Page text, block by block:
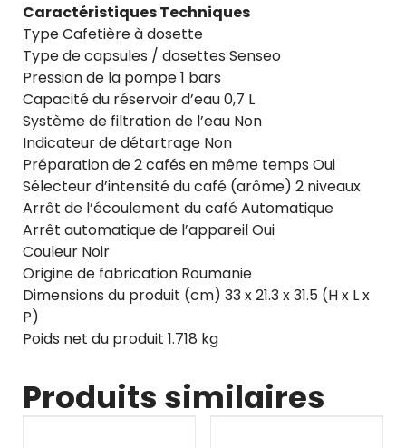
Caractéristiques Techniques
Type Cafetière à dosette
Type de capsules / dosettes Senseo
Pression de la pompe 1 bars
Capacité du réservoir d’eau 0,7 L
Système de filtration de l’eau Non
Indicateur de détartrage Non
Préparation de 2 cafés en même temps Oui
Sélecteur d’intensité du café (arôme) 2 niveaux
Arrêt de l’écoulement du café Automatique
Arrêt automatique de l’appareil Oui
Couleur Noir
Origine de fabrication Roumanie
Dimensions du produit (cm) 33 x 21.3 x 31.5 (H x L x
P)
Poids net du produit 1.718 kg
Produits similaires